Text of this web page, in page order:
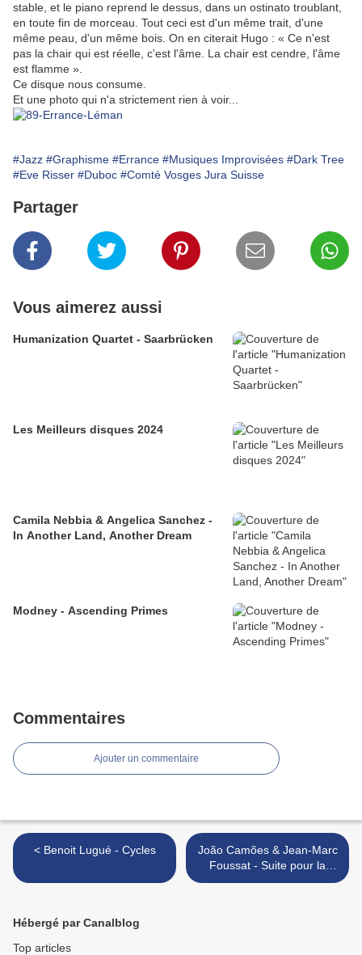
stable, et le piano reprend le dessus, dans un ostinato troublant,
en toute fin de morceau. Tout ceci est d'un même trait, d'une
même peau, d'un même bois. On en citerait Hugo : « Ce n'est
pas la chair qui est réelle, c'est l'âme. La chair est cendre, l'âme
est flamme ».
Ce disque nous consume.
Et une photo qui n'a strictement rien à voir...
#Jazz #Graphisme #Errance #Musiques Improvisées #Dark Tree
#Eve Risser #Duboc #Comté Vosges Jura Suisse
Partager
Vous aimerez aussi
Humanization Quartet - Saarbrücken
Les Meilleurs disques 2024
Camila Nebbia & Angelica Sanchez -
In Another Land, Another Dream
Modney - Ascending Primes
Commentaires
Ajouter un commentaire
< Benoit Lugué - Cycles
João Camões & Jean-Marc
Foussat - Suite pour la
Troisième Oreille >
Hébergé par Canalblog
Top articles